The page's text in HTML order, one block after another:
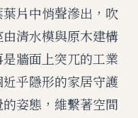
片中悄聲滲出，吹
清水模與原木建構
牆面上突兀的工業
乎隱形的家居守護
姿態，維繫著空間